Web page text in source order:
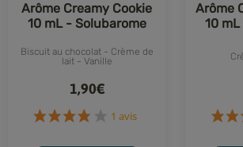
Arôme Creamy Cookie
10 mL - Solubarome
Biscuit au chocolat - Crème de
lait - Vanille
1,90€
Arôme
10